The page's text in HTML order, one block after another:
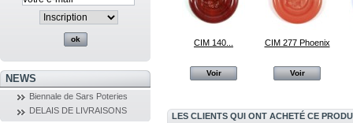
NEWS
Biennale de Sars Poteries
DELAIS DE LIVRAISONS
CIM 140...
Voir
CIM 277 Phoenix
Voir
LES CLIENTS QUI ONT ACHETÉ CE